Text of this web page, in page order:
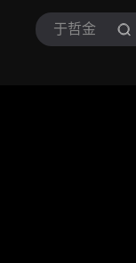
于哲金